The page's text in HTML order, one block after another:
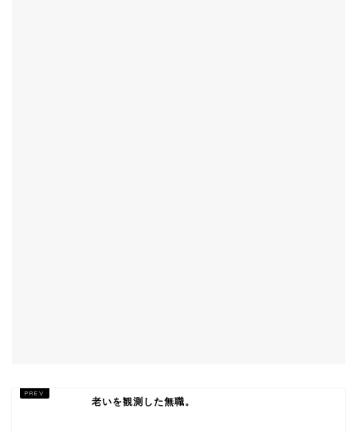
老いを観測した無職。